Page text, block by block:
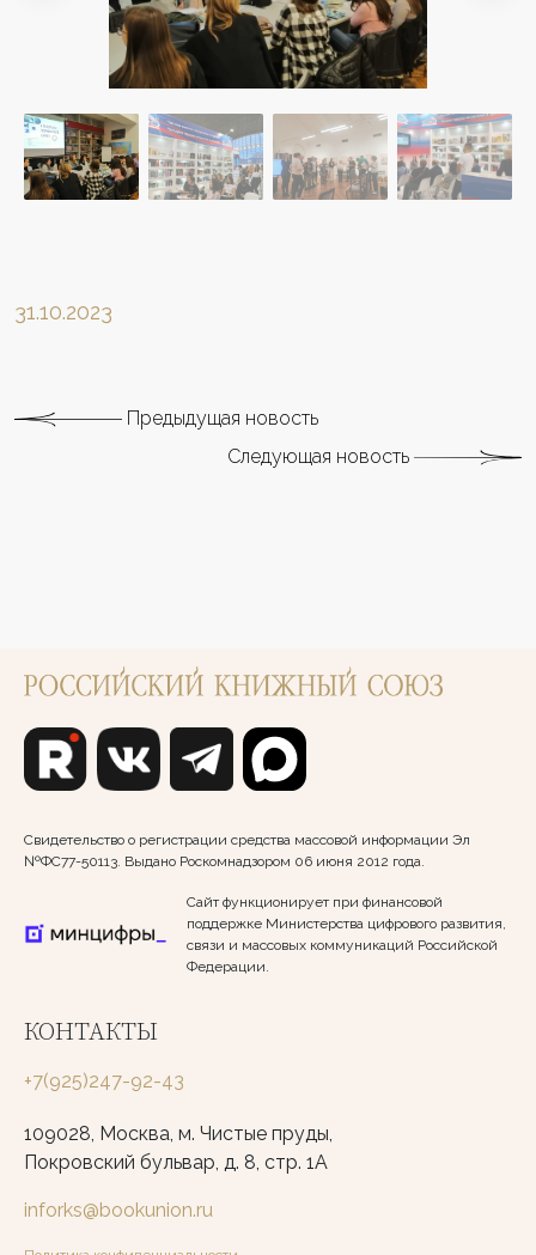
31.10.2023
Предыдущая новость
Следующая новость
Свидетельство о регистрации средства массовой информации Эл
№ФС77-50113. Выдано Роскомнадзором 06 июня 2012 года.
Сайт функционирует при финансовой
поддержке Министерства цифрового развития,
связи и массовых коммуникаций Российской
Федерации.
КОНТАКТЫ
+7(925)247-92-43
109028, Москва, м. Чистые пруды,
Покровский бульвар, д. 8, стр. 1А
inforks@bookunion.ru